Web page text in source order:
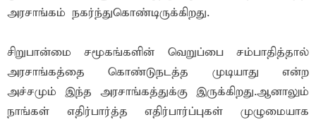
அரசாங்கம் நகர்ந்துகொண்டிருக்கிறது.
சிறுபான்மை சமூகங்களின் வெறுப்பை சம்பாதித்தால்
அரசாங்கத்தை கொண்டுநடத்த முடியாது என்ற
அச்சமும் இந்த அரசாங்கத்துக்கு இருக்கிறது.ஆனாலும்
நாங்கள் எதிர்பார்த்த எதிர்பார்ப்புகள் முழுமையாக